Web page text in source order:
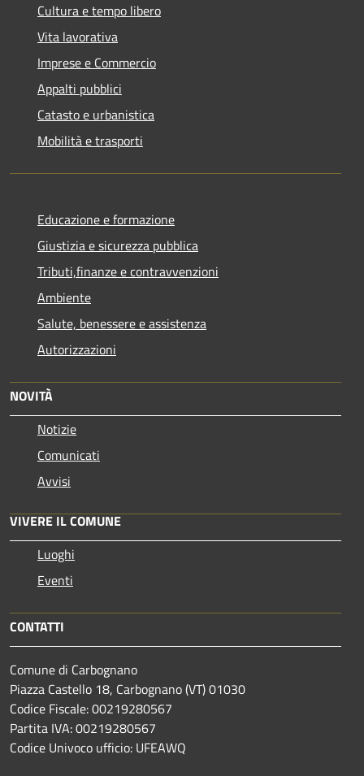
Cultura e tempo libero
Vita lavorativa
Imprese e Commercio
Appalti pubblici
Catasto e urbanistica
Mobilità e trasporti
Educazione e formazione
Giustizia e sicurezza pubblica
Tributi,finanze e contravvenzioni
Ambiente
Salute, benessere e assistenza
Autorizzazioni
NOVITÀ
Notizie
Comunicati
Avvisi
VIVERE IL COMUNE
Luoghi
Eventi
CONTATTI
Comune di Carbognano
Piazza Castello 18, Carbognano (VT) 01030
Codice Fiscale: 00219280567
Partita IVA: 00219280567
Codice Univoco ufficio: UFEAWQ